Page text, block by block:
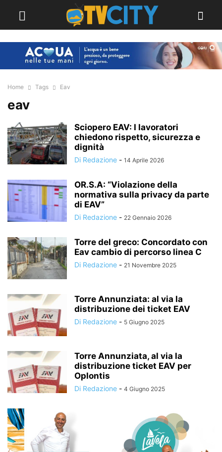
Home Tags Eav
eav
Sciopero EAV: I lavoratori
chiedono rispetto, sicurezza e
dignità
Di Redazione - 14 Aprile 2026
OR.S.A: “Violazione della
normativa sulla privacy da parte
di EAV”
Di Redazione - 22 Gennaio 2026
Torre del greco: Concordato con
Eav cambio di percorso linea C
Di Redazione - 21 Novembre 2025
Torre Annunziata: al via la
distribuzione dei ticket EAV
Di Redazione - 5 Giugno 2025
Torre Annunziata, al via la
distribuzione ticket EAV per
Oplontis
Di Redazione - 4 Giugno 2025